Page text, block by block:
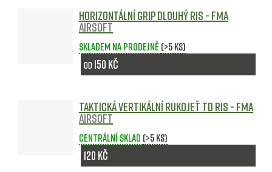
Taktická vertikální rukojeť TD RIS - FMA
Airsoft
Centrální sklad (>5 ks)
120 Kč
Horizontální grip dlouhý RIS - FMA
Airsoft
Skladem na prodejně (>5 ks)
od 150 Kč